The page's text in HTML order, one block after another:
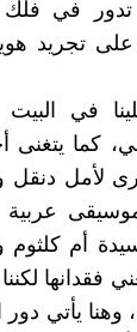
تدور في
تجريد
في البيت
كما يتغنى
لأمل
عربية
أم
فقدانها
يأتي